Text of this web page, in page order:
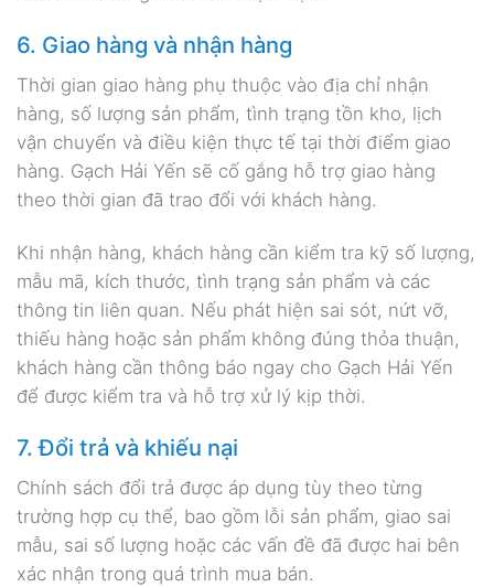
6. Giao hàng và nhận hàng
Thời gian giao hàng phụ thuộc vào địa chỉ nhận
hàng, số lượng sản phẩm, tình trạng tồn kho, lịch
vận chuyển và điều kiện thực tế tại thời điểm giao
hàng. Gạch Hải Yến sẽ cố gắng hỗ trợ giao hàng
theo thời gian đã trao đổi với khách hàng.
Khi nhận hàng, khách hàng cần kiểm tra kỹ số lượng,
mẫu mã, kích thước, tình trạng sản phẩm và các
thông tin liên quan. Nếu phát hiện sai sót, nứt vỡ,
thiếu hàng hoặc sản phẩm không đúng thỏa thuận,
khách hàng cần thông báo ngay cho Gạch Hải Yến
để được kiểm tra và hỗ trợ xử lý kịp thời.
7. Đổi trả và khiếu nại
Chính sách đổi trả được áp dụng tùy theo từng
trường hợp cụ thể, bao gồm lỗi sản phẩm, giao sai
mẫu, sai số lượng hoặc các vấn đề đã được hai bên
xác nhận trong quá trình mua bán.